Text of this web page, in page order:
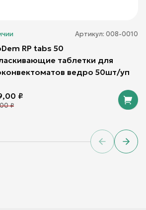
Артикул: 008-0010
RP tabs 50
таблетки для
ведро 50шт/уп
₽
₽
Previous
Next